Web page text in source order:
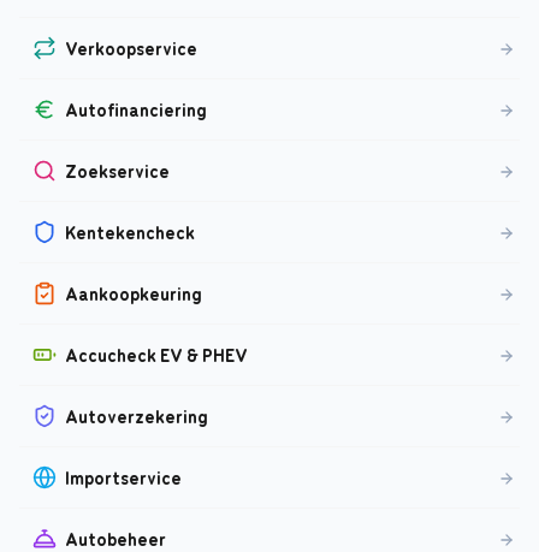
Verkoopservice
Autofinanciering
Zoekservice
Kentekencheck
Aankoopkeuring
Accucheck EV & PHEV
Autoverzekering
Importservice
Autobeheer